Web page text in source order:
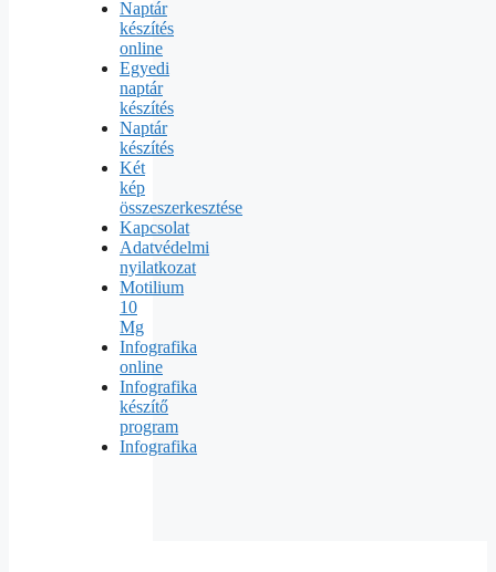
Naptár
készítés
online
Egyedi
naptár
készítés
Naptár
készítés
Két
kép
összeszerkesztése
Kapcsolat
Adatvédelmi
nyilatkozat
Motilium
10
Mg
Infografika
online
Infografika
készítő
program
Infografika